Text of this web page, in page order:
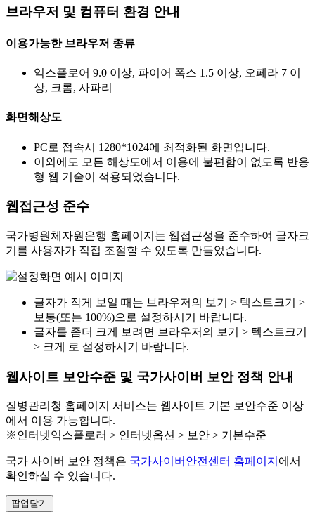
브라우저 및 컴퓨터 환경 안내
이용가능한 브라우저 종류
익스플로어 9.0 이상, 파이어 폭스 1.5 이상, 오페라 7 이
상, 크롬, 사파리
화면해상도
PC로 접속시 1280*1024에 최적화된 화면입니다.
이외에도 모든 해상도에서 이용에 불편함이 없도록 반응
형 웹 기술이 적용되었습니다.
웹접근성 준수
국가병원체자원은행 홈페이지는 웹접근성을 준수하여 글자크
기를 사용자가 직접 조절할 수 있도록 만들었습니다.
글자가 작게 보일 때는 브라우저의 보기 > 텍스트크기 >
보통(또는 100%)으로 설정하시기 바랍니다.
글자를 좀더 크게 보려면 브라우저의 보기 > 텍스트크기
> 크게 로 설정하시기 바랍니다.
웹사이트 보안수준 및 국가사이버 보안 정책 안내
질병관리청 홈페이지 서비스는 웹사이트 기본 보안수준 이상
에서 이용 가능합니다.
※인터넷익스플로러 > 인터넷옵션 > 보안 > 기본수준
국가 사이버 보안 정책은 국가사이버안전센터 홈페이지 에서
확인하실 수 있습니다.
팝업닫기